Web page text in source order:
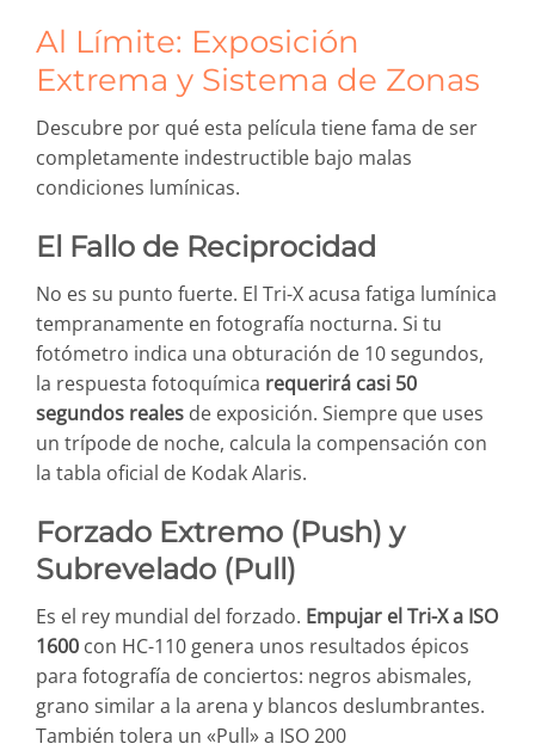
Al Límite: Exposición
Extrema y Sistema de Zonas
Descubre por qué esta película tiene fama de ser
completamente indestructible bajo malas
condiciones lumínicas.
El Fallo de Reciprocidad
No es su punto fuerte. El Tri-X acusa fatiga lumínica
tempranamente en fotografía nocturna. Si tu
fotómetro indica una obturación de 10 segundos,
la respuesta fotoquímica requerirá casi 50
segundos reales de exposición. Siempre que uses
un trípode de noche, calcula la compensación con
la tabla oficial de Kodak Alaris.
Forzado Extremo (Push) y
Subrevelado (Pull)
Es el rey mundial del forzado. Empujar el Tri-X a ISO
1600 con HC-110 genera unos resultados épicos
para fotografía de conciertos: negros abismales,
grano similar a la arena y blancos deslumbrantes.
También tolera un «Pull» a ISO 200